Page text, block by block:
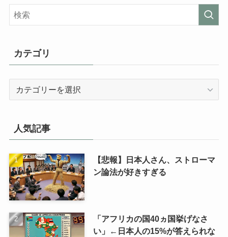
カテゴリ
人気記事
【悲報】日本人さん、ストローマ
ン論法が好きすぎる
「アフリカの国40ヵ国挙げなさ
い」←日本人の15%が答えられな